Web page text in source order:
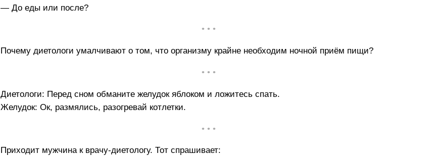
— До еды или после?
• • •
Почему диетологи умалчивают о том, что организму крайне необходим ночной приём пищи?
• • •
Диетологи: Перед сном обманите желудок яблоком и ложитесь спать.
Желудок: Ок, размялись, разогревай котлетки.
• • •
Приходит мужчина к врачу-диетологу. Тот спрашивает: